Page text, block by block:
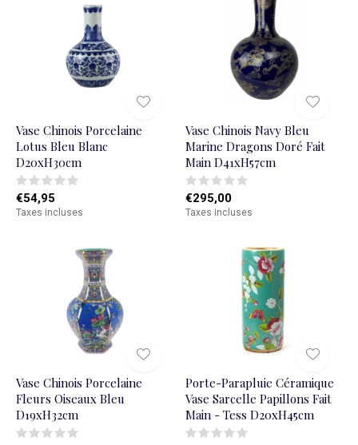
Vase Chinois Porcelaine
Lotus Bleu Blanc
D20xH30cm
€54,95
Taxes incluses
Vase Chinois Navy Bleu
Marine Dragons Doré Fait
Main D41xH57cm
€295,00
Taxes incluses
Vase Chinois Porcelaine
Fleurs Oiseaux Bleu
D19xH32cm
Porte-Parapluie Céramique
Vase Sarcelle Papillons Fait
Main - Tess D20xH45cm